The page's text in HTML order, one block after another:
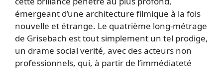
émergeant d’une architecture filmique à la fois
nouvelle et étrange. Le quatrième long-métrage
de Grisebach est tout simplement un tel prodige,
un drame social verité, avec des acteurs non
professionnels, qui, à partir de l’immédiateté